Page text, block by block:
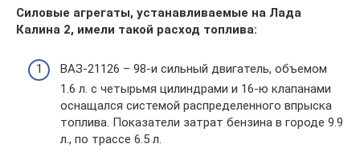
Силовые агрегаты, устанавливаемые на Лада
Калина 2, имели такой расход топлива:
ВАЗ-21126 – 98-и сильный двигатель, объемом
1.6 л. с четырьмя цилиндрами и 16-ю клапанами
оснащался системой распределенного впрыска
топлива. Показатели затрат бензина в городе 9.9
л., по трассе 6.5 л.